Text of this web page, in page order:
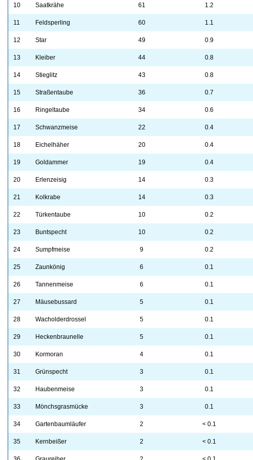
10 Saatkrähe 61 1.2
11 Feldsperling 60 1.1
12 Star 49 0.9
13 Kleiber 44 0.8
14 Stieglitz 43 0.8
15 Straßentaube 36 0.7
16 Ringeltaube 34 0.6
17 Schwanzmeise 22 0.4
18 Eichelhäher 20 0.4
19 Goldammer 19 0.4
20 Erlenzeisig 14 0.3
21 Kolkrabe 14 0.3
22 Türkentaube 10 0.2
23 Buntspecht 10 0.2
24 Sumpfmeise 9 0.2
25 Zaunkönig 6 0.1
26 Tannenmeise 6 0.1
27 Mäusebussard 5 0.1
28 Wacholderdrossel 5 0.1
29 Heckenbraunelle 5 0.1
30 Kormoran 4 0.1
31 Grünspecht 3 0.1
32 Haubenmeise 3 0.1
33 Mönchsgrasmücke 3 0.1
34 Gartenbaumläufer 2 < 0.1
35 Kernbeißer 2 < 0.1